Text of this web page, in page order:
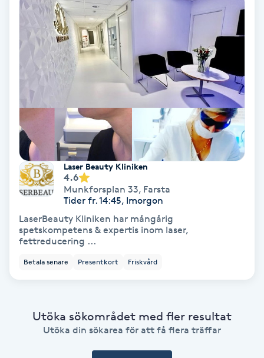
Ansiktsbehandling djuprengörande
Babylights
Balayage
Bambumassage
Barber
Barnklippning
BIAB
Brynformning
Laser Beauty Kliniken
4.6
Munkforsplan 33, Farsta
Tider fr. 14:45, Imorgon
LaserBeauty Kliniken har mångårig
spetskompetens & expertis inom laser,
fettreducering ...
Betala senare Presentkort Friskvård
Utöka sökområdet med fler resultat
Utöka din sökarea för att få flera träffar